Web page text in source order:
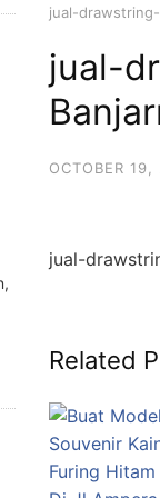
jual-
jual-
OCTOBER 19,
jual-
Related